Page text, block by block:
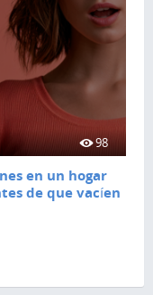
98
en un hogar
de que vacíen